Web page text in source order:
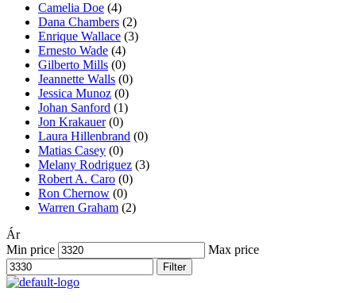
Camelia Doe (4)
Dana Chambers (2)
Enrique Wallace (3)
Ernesto Wade (4)
Gilberto Mills (0)
Jeannette Walls (0)
Jessica Munoz (0)
Johan Sanford (1)
Jon Krakauer (0)
Laura Hillenbrand (0)
Matias Casey (0)
Melany Rodriguez (3)
Robert A. Caro (0)
Ron Chernow (0)
Warren Graham (2)
Ár
Min price
Max price
Filter